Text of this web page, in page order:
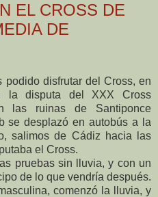
EL CROSS DE
DE
podido disfrutar del Cross, en
la disputa del XXX Cross
las ruinas de Santiponce
se desplazó en autobús a la
salimos de Cádiz hacia las
el Cross.
pruebas sin lluvia, y con un
de lo que vendría después.
comenzó la lluvia, y